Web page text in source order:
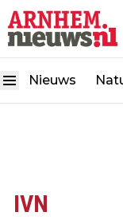
Nieuws
IVN